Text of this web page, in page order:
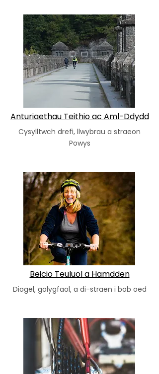
Anturiaethau Teithio ac Aml-Ddydd
Cysylltwch drefi, llwybrau a straeon
Powys
Beicio Teuluol a Hamdden
Diogel, golygfaol, a di-straen i bob oed